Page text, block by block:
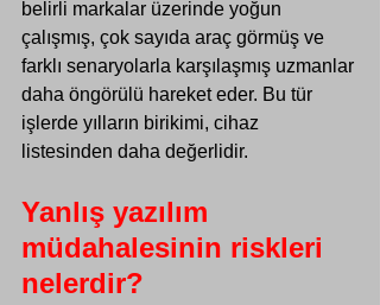
belirli markalar üzerinde yoğun
çalışmış, çok sayıda araç görmüş ve
farklı senaryolarla karşılaşmış uzmanlar
daha öngörülü hareket eder. Bu tür
işlerde yılların birikimi, cihaz
listesinden daha değerlidir.
Yanlış yazılım
müdahalesinin riskleri
nelerdir?